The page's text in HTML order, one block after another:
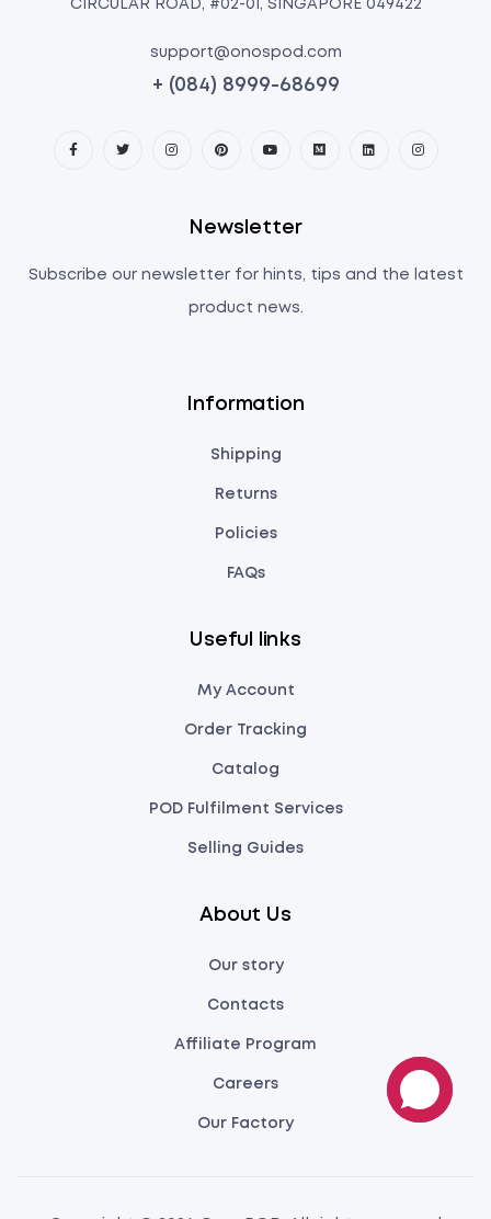
CIRCULAR ROAD, #02-01, SINGAPORE 049422
support@onospod.com
+ (084) 8999-68699
Information
Shipping
Returns
Policies
FAQs
Useful links
My Account
Order Tracking
Catalog
POD Fulfilment Services
Selling Guides
About Us
Our story
Contacts
Affiliate Program
Careers
Our Factory
Newsletter
Subscribe our newsletter for hints, tips and the latest
product news.